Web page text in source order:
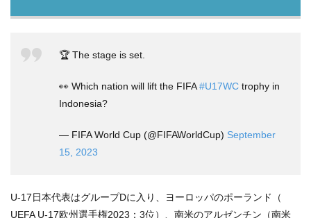
🏆 The stage is set.
👀 Which nation will lift the FIFA#U17WC trophy in
Indonesia?
— FIFA World Cup (@FIFAWorldCup) September
15, 2023
U-17日本代表はグループDに入り、ヨーロッパのポーランド（
UEFA U-17欧州選手権2023：3位）、南米のアルゼンチン（南米